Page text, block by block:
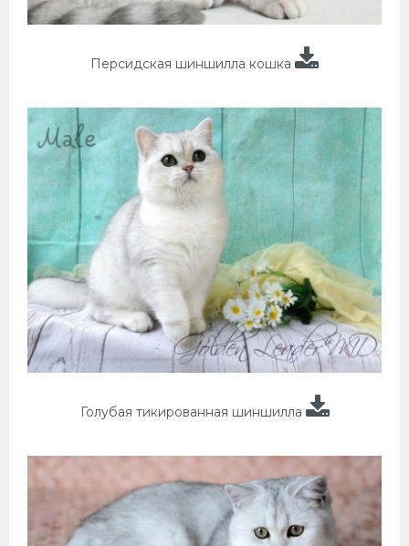
Персидская шиншилла кошка
Голубая тикированная шиншилла